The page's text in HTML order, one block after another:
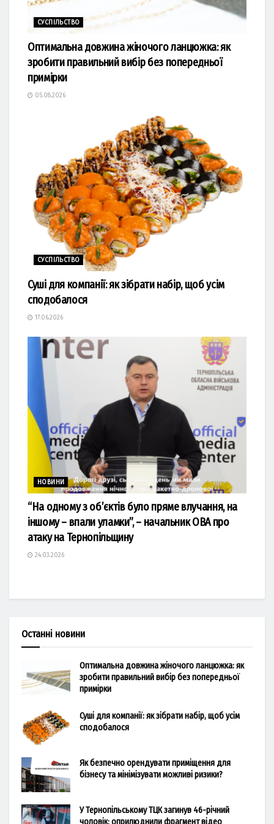
СУСПІЛЬСТВО
Оптимальна довжина жіночого ланцюжка: як
зробити правильний вибір без попередньої
примірки
05.08.2026
СУСПІЛЬСТВО
Суші для компанії: як зібрати набір, щоб усім
сподобалося
17.06.2026
НОВИНИ
“На одному з об’єктів було пряме влучання, на
іншому – впали уламки”, – начальник ОВА про
атаку на Тернопільщину
24.03.2026
Останні новини
Оптимальна довжина жіночого ланцюжка: як
зробити правильний вибір без попередньої
примірки
Суші для компанії: як зібрати набір, щоб усім
сподобалося
Як безпечно орендувати приміщення для
бізнесу та мінімізувати можливі ризики?
У Тернопільському ТЦК загинув 46-річний